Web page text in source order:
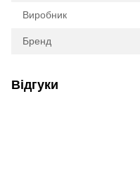
Виробник
Бренд
Відгуки